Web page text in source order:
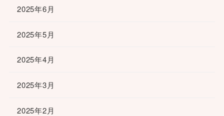
2025年6月
2025年5月
2025年4月
2025年3月
2025年2月